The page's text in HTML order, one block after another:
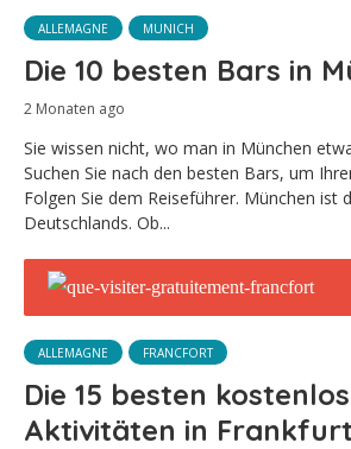
ALLEMAGNE MUNICH
Die 10 besten Bars in
2 Monaten ago
Sie wissen nicht, wo man in München
Suchen Sie nach den besten Bars, um
Folgen Sie dem Reiseführer. München ist
Deutschlands. Ob...
ALLEMAGNE FRANCFORT
Die 15 besten
Aktivitäten in Frankfurt